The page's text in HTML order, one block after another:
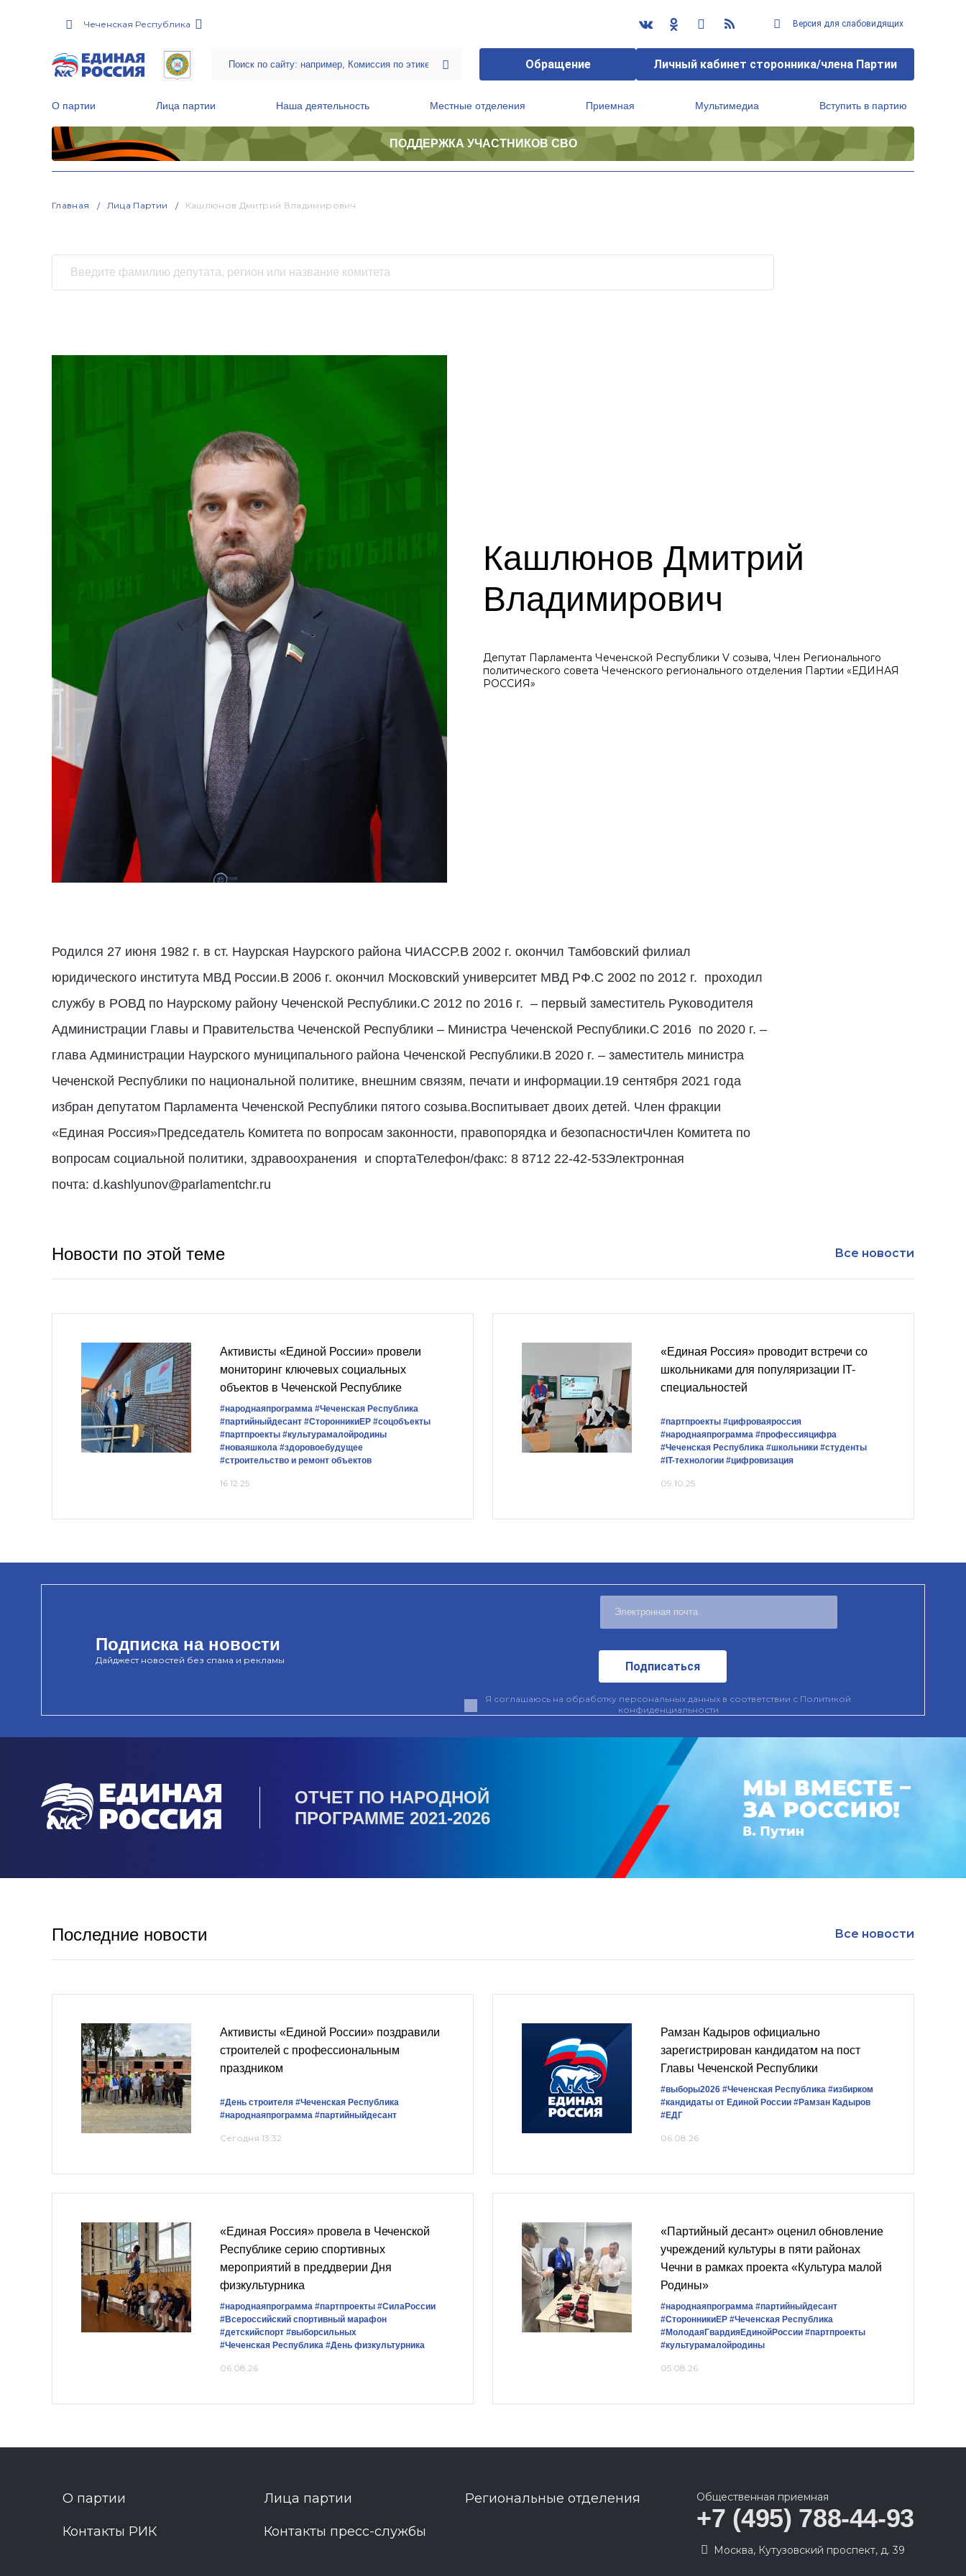
Чеченская Республика Версия для слабовидящих
Обращение Личный кабинет сторонника/члена Партии
О партии Лица партии Наша деятельность Местные отделения Приемная Мультимедиа Вступить в партию
ПОДДЕРЖКА УЧАСТНИКОВ СВО
Главная Лица Партии Кашлюнов Дмитрий Владимирович
Кашлюнов Дмитрий
Владимирович
Депутат Парламента Чеченской Республики V созыва, Член Регионального
политического совета Чеченского регионального отделения Партии «ЕДИНАЯ
РОССИЯ»
Родился 27 июня 1982 г. в ст. Наурская Наурского района ЧИАССР.В 2002 г. окончил Тамбовский филиал
юридического института МВД России.В 2006 г. окончил Московский университет МВД РФ.С 2002 по 2012 г. проходил
службу в РОВД по Наурскому району Чеченской Республики.С 2012 по 2016 г. – первый заместитель Руководителя
Администрации Главы и Правительства Чеченской Республики – Министра Чеченской Республики.С 2016 по 2020 г. –
глава Администрации Наурского муниципального района Чеченской Республики.В 2020 г. – заместитель министра
Чеченской Республики по национальной политике, внешним связям, печати и информации.19 сентября 2021 года
избран депутатом Парламента Чеченской Республики пятого созыва.Воспитывает двоих детей. Член фракции
«Единая Россия»Председатель Комитета по вопросам законности, правопорядка и безопасностиЧлен Комитета по
вопросам социальной политики, здравоохранения и спортаТелефон/факс: 8 8712 22-42-53Электронная
почта: d.kashlyunov@parlamentchr.ru
Новости по этой теме Все новости
Активисты «Единой России» провели
мониторинг ключевых социальных
объектов в Чеченской Республике
#народнаяпрограмма #Чеченская Республика
#партийныйдесант #СторонникиЕР #соцобъекты
#партпроекты #культурамалойродины
#новаяшкола #здоровоебудущее
#строительство и ремонт объектов
16.12.25
«Единая Россия» проводит встречи со
школьниками для популяризации IT-
специальностей
#партпроекты #цифроваяроссия
#народнаяпрограмма #профессияцифра
#Чеченская Республика #школьники #студенты
#IT-технологии #цифровизация
09.10.25
Подписка на новости
Дайджест новостей без спама и рекламы Подписаться
Я соглашаюсь на обработку персональных данных в соответствии с Политикой
конфиденциальности
ОТЧЕТ ПО НАРОДНОЙ
ПРОГРАММЕ 2021-2026
Последние новости Все новости
Активисты «Единой России» поздравили
строителей с профессиональным
праздником
#День строителя #Чеченская Республика
#народнаяпрограмма #партийныйдесант
Сегодня 13:32
Рамзан Кадыров официально
зарегистрирован кандидатом на пост
Главы Чеченской Республики
#выборы2026 #Чеченская Республика #избирком
#кандидаты от Единой России #Рамзан Кадыров
#ЕДГ
06.08.26
«Единая Россия» провела в Чеченской
Республике серию спортивных
мероприятий в преддверии Дня
физкультурника
#народнаяпрограмма #партпроекты #СилаРоссии
#Всероссийский спортивный марафон
#детскийспорт #выборсильных
#Чеченская Республика #День физкультурника
06.08.26
«Партийный десант» оценил обновление
учреждений культуры в пяти районах
Чечни в рамках проекта «Культура малой
Родины»
#народнаяпрограмма #партийныйдесант
#СторонникиЕР #Чеченская Республика
#МолодаяГвардияЕдинойРоссии #партпроекты
#культурамалойродины
05.08.26
О партии Лица партии Региональные отделения
Контакты РИК Контакты пресс-службы
Общественная приемная
+7 (495) 788-44-93
Москва, Кутузовский проспект, д. 39